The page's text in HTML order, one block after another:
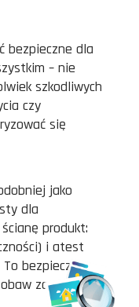
bezpieczne dla
– nie
szkodliwych
czy
się
jako
dla
produkt:
i atest
bezpieczne
zastosować